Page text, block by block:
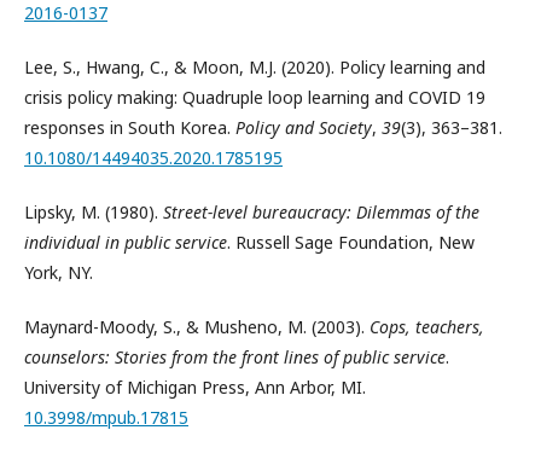
2016-0137
Lee, S., Hwang, C., & Moon, M.J. (2020). Policy learning and
crisis policy making: Quadruple loop learning and COVID 19
responses in South Korea. Policy and Society, 39(3), 363–381.
10.1080/14494035.2020.1785195
Lipsky, M. (1980). Street-level bureaucracy: Dilemmas of the
individual in public service. Russell Sage Foundation, New
York, NY.
Maynard-Moody, S., & Musheno, M. (2003). Cops, teachers,
counselors: Stories from the front lines of public service.
University of Michigan Press, Ann Arbor, MI.
10.3998/mpub.17815